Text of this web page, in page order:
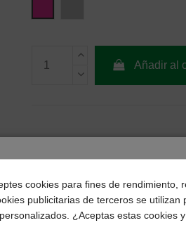
Añadir al
deseas recibir tu
tu ubicación para mostrarte los
impuestos correctos para tu región.
cookies para fines de rendimiento,
publicitarias de terceros se utilizan
¿Aceptas estas cookies